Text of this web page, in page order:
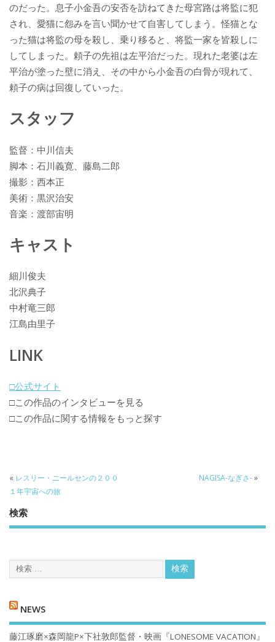
のだった。息子小金吾の安否を訪ねてきた母宮路は将監に犯
され、愛猫に怨みを言い聞かせて自害してしまう。怪猫とな
った猫は将監の母を殺し、乗り移ると、将監一家を皆殺しに
してしまった。頼子の先祖は左平治だった。現れた老婆は左
平治が塗った壁に消え、その中から小金吾の白骨が現れて、
頼子の病は回復していった。
スタッフ
監督：中川信夫
脚本：石川義寛、藤島二郎
撮影：西本正
美術：黒沢治安
音楽：渡部宙明
キャスト
細川俊夫
北沢典子
中村竜三郎
江島由里子
LINK
□公式サイト
□この作品のインタビューを見る
□この作品に関する情報をもっと探す
« レスリー・ニールセンの２００
１年宇宙への旅
NAGISA-なぎさ-»
検索
NEWS
藤江琢磨×森岡龍P×下社敦郎監督・映画『LONESOME VACATION』